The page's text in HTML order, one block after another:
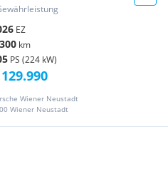
EZ
km
PS (224 kW)
Wiener Neustadt
Wiener Neustadt